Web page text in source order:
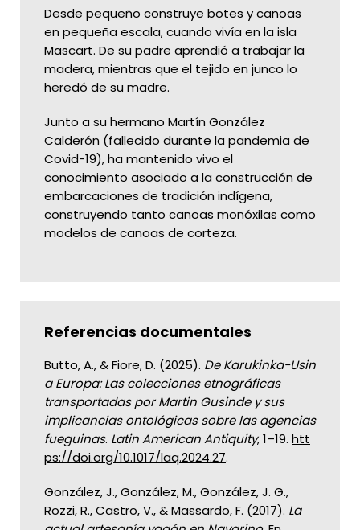
Desde pequeño construye botes y canoas
en pequeña escala, cuando vivía en la isla
Mascart. De su padre aprendió a trabajar la
madera, mientras que el tejido en junco lo
heredó de su madre.
Junto a su hermano Martín González
Calderón (fallecido durante la pandemia de
Covid-19), ha mantenido vivo el
conocimiento asociado a la construcción de
embarcaciones de tradición indígena,
construyendo tanto canoas monóxilas como
modelos de canoas de corteza.
Referencias documentales
Butto, A., & Fiore, D. (2025). De Karukinka-Usin
a Europa: Las colecciones etnográficas
transportadas por Martin Gusinde y sus
implicancias ontológicas sobre las agencias
fueguinas. Latin American Antiquity, 1–19. htt
ps://doi.org/10.1017/laq.2024.27.
González, J., González, M., González, J. G.,
Rozzi, R., Castro, V., & Massardo, F. (2017). La